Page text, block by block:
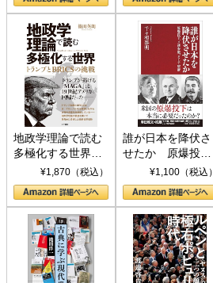
地政学理論で読む
多極化する世界：
トランプとBRICS
の挑戦
¥1,870（税込）
誰が日本を降伏さ
せたか 原爆投
下、ソ連参戦、そ
して聖断 (PHP新
書)
¥1,100（税込）